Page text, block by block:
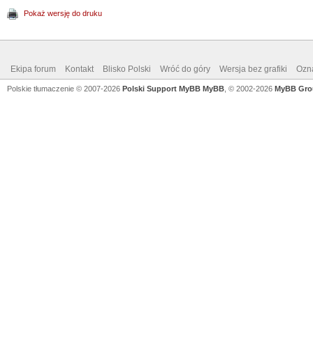
Pokaż wersję do druku
Ekipa forum Kontakt Blisko Polski Wróć do góry Wersja bez grafiki
Polskie tłumaczenie © 2007-2026 Polski Support MyBB MyBB , © 2002-2026 MyBB